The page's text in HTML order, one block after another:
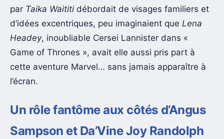
par Taika Waititi débordait de visages familiers et
d’idées excentriques, peu imaginaient que Lena
Headey, inoubliable Cersei Lannister dans «
Game of Thrones », avait elle aussi pris part à
cette aventure Marvel… sans jamais apparaître à
l’écran.
Un rôle fantôme aux côtés d’Angus
Sampson et Da’Vine Joy Randolph